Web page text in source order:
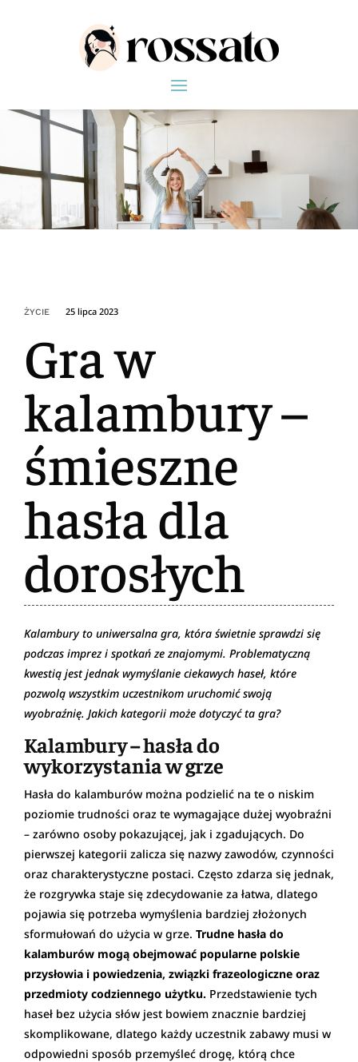
ŻYCIE 25 lipca 2023
Gra w
kalambury –
śmieszne
hasła dla
dorosłych
Kalambury to uniwersalna gra, która świetnie sprawdzi się
podczas imprez i spotkań ze znajomymi. Problematyczną
kwestią jest jednak wymyślanie ciekawych haseł, które
pozwolą wszystkim uczestnikom uruchomić swoją
wyobraźnię. Jakich kategorii może dotyczyć ta gra?
Kalambury – hasła do
wykorzystania w grze
Hasła do kalamburów można podzielić na te o niskim
poziomie trudności oraz te wymagające dużej wyobraźni
– zarówno osoby pokazującej, jak i zgadujących. Do
pierwszej kategorii zalicza się nazwy zawodów, czynności
oraz charakterystyczne postaci. Często zdarza się jednak,
że rozgrywka staje się zdecydowanie za łatwa, dlatego
pojawia się potrzeba wymyślenia bardziej złożonych
sformułowań do użycia w grze. Trudne hasła do
kalamburów mogą obejmować popularne polskie
przysłowia i powiedzenia, związki frazeologiczne oraz
przedmioty codziennego użytku. Przedstawienie tych
haseł bez użycia słów jest bowiem znacznie bardziej
skomplikowane, dlatego każdy uczestnik zabawy musi w
odpowiedni sposób przemyśleć drogę, którą chce